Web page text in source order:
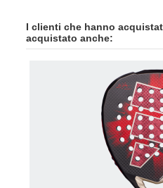
I clienti che hanno
acquistato anche: